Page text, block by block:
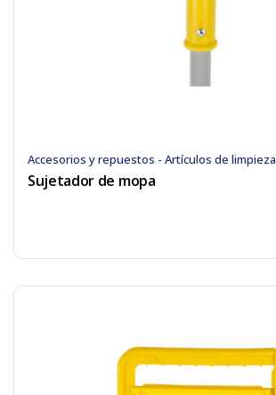
Accesorios y repuestos - Artículos de limpieza
Sujetador de mopa